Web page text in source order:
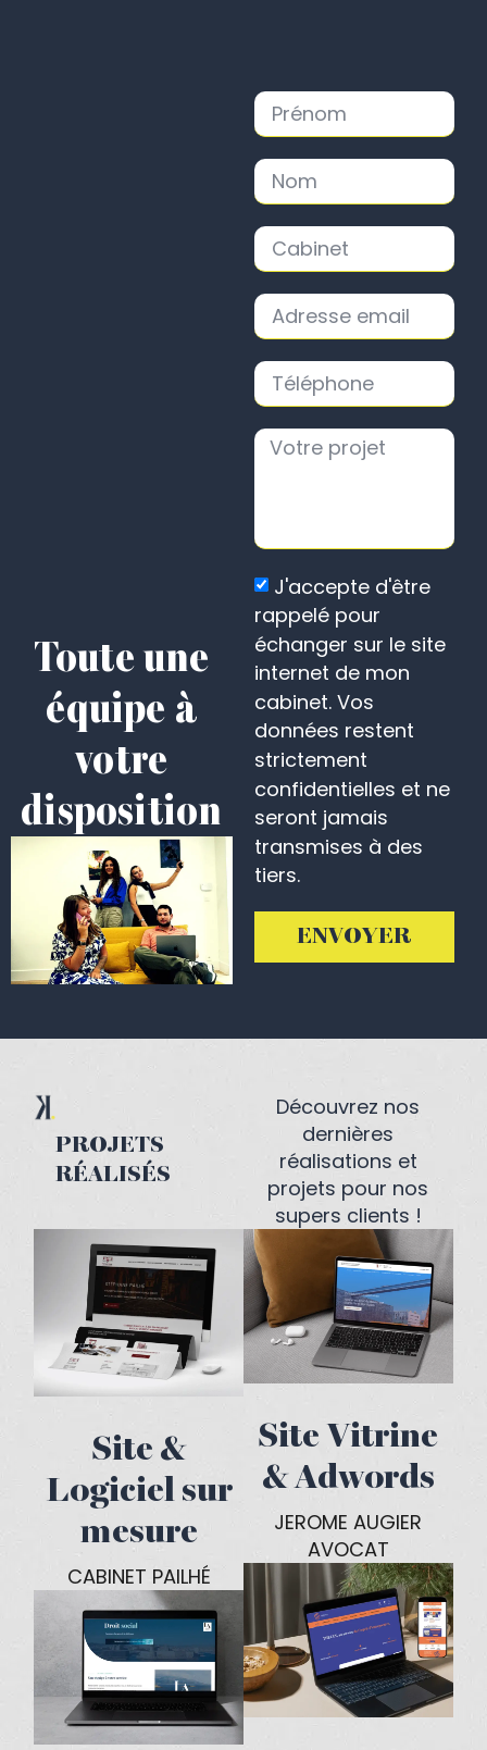
Toute une
équipe à
votre
disposition
J'accepte d'être
rappelé pour
échanger sur le site
internet de mon
cabinet. Vos
données restent
strictement
confidentielles et ne
seront jamais
transmises à des
tiers.
PROJETS
Découvrez nos
dernières
réalisations et
projets pour nos
supers clients !
Site &
Logiciel sur
mesure
CABINET PAILHÉ
Site Vitrine
& Adwords
JEROME AUGIER
AVOCAT